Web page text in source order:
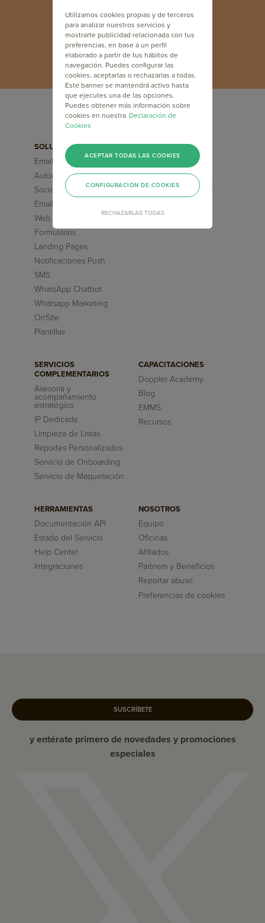
INSCRÍBETE GRATIS
SOLUCIONES
Email Marketing
Automation Marketing
Social Media ChatBot
Email Transaccional
Web Chatbot
Formularios
Landing Pages
Notificaciones Push
SMS
WhatsApp Chatbot
Whatsapp Marketing
OnSite
Plantillas
FUNCIONALIDADES
Segmentaciones
Avanzadas
Flujos pre-diseñados
Inteligencia Artificial
Reportes
SERVICIOS
COMPLEMENTARIOS
Asesoría y
acompañamiento
estratégico
IP Dedicada
Limpieza de Listas
Reportes Personalizados
Servicio de Onboarding
Servicio de Maquetación
CAPACITACIONES
Doppler Academy
Blog
EMMS
Recursos
HERRAMIENTAS
Documentación API
Estado del Servicio
Help Center
Integraciones
NOSOTROS
Equipo
Oficinas
Afiliados
Partners y Beneficios
Reportar abuso
Preferencias de cookies
SUSCRÍBETE
y entérate primero de novedades y promociones
especiales
Utilizamos cookies propias y de terceros
para analizar nuestros servicios y
mostrarte publicidad relacionada con tus
preferencias, en base a un perfil
elaborado a partir de tus hábitos de
navegación. Puedes configurar las
cookies, aceptarlas o rechazarlas a todas.
Este banner se mantendrá activo hasta
que ejecutes una de las opciones.
Puedes obtener más información sobre
cookies en nuestra Declaración de
Cookies
RECHAZARLAS TODAS
ACEPTAR TODAS LAS COOKIES
CONFIGURACIÓN DE COOKIES